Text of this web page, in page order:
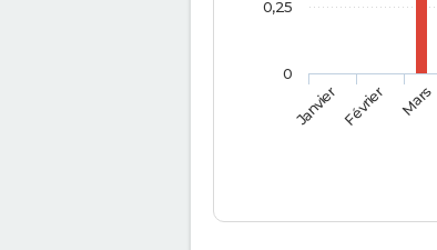
JanvierFévrier Mars
0
0,25